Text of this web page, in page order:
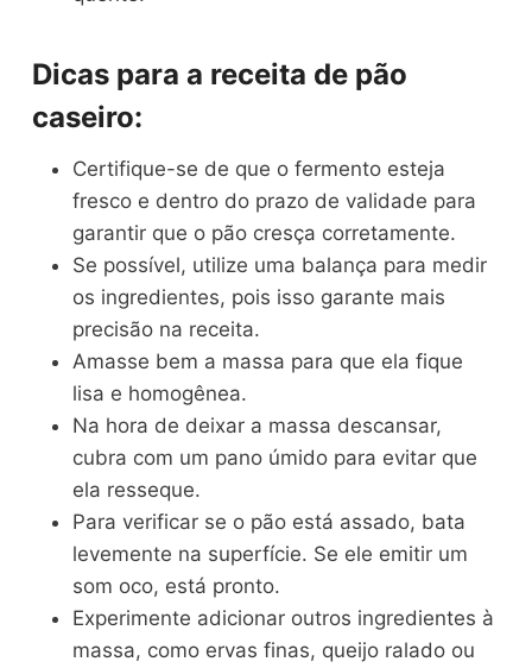
Dicas para a receita de pão
caseiro:
Certifique-se de que o fermento esteja
fresco e dentro do prazo de validade para
garantir que o pão cresça corretamente.
Se possível, utilize uma balança para medir
os ingredientes, pois isso garante mais
precisão na receita.
Amasse bem a massa para que ela fique
lisa e homogênea.
Na hora de deixar a massa descansar,
cubra com um pano úmido para evitar que
ela resseque.
Para verificar se o pão está assado, bata
levemente na superfície. Se ele emitir um
som oco, está pronto.
Experimente adicionar outros ingredientes à
massa, como ervas finas, queijo ralado ou